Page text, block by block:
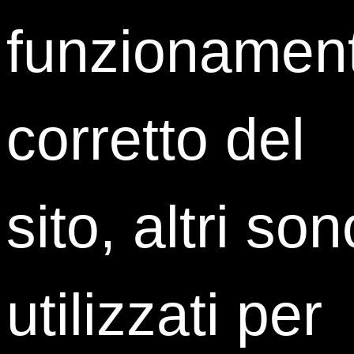
Ho letto l'
informativa
trattamenti richiesti per consentire al Titolare del
trattamento di realizzare la finalità di “Attività di
comunicazioni commerciali, newsletter e pubblicazioni
periodiche, etc...) mediante l’impiego della posta
cartacea, del telefono, del suo indirizzo di posta
possibilità confrontarti con colloqui
online di
Mentoring
one to one con alcuni Alumni del Master in
corretto del
sito, altri
utilizzati per